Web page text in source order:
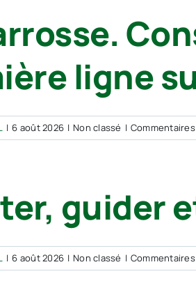
ligne
| 6 août 2026 | Non classé |
guider
| 6 août 2026 | Non classé |